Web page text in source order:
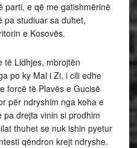
parti, e që me gatishmërinë
pa studiuar sa duhet,
e Kosovës.
të Lidhjes, mbrojtën
po ky Mal i Zi, i cili edhe
forcë të Plavës e Gucisë
për ndryshim nga koha e
drejta vinin si prodhim
thuhet se nuk ishin pyetur
qëndron krejt ndryshe.